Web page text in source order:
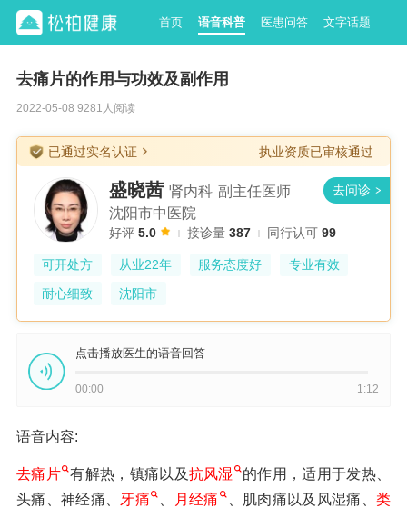
首页 语音科普 医患问答 文字话题
去痛片的作用与功效及副作用
2022-05-08 9281人阅读
已通过实名认证 执业资质已审核通过
盛晓茜 肾内科 副主任医师
沈阳市中医院
好评5.0 接诊量387 同行认可99
可开处方 从业22年 服务态度好
专业有效
耐心细致
沈阳市
点击播放医生的语音回答
00:00 1:12
语音内容:
去痛片 有解热，镇痛以及抗风湿
的作用，适用于发热、
头痛、神经痛、
牙痛 月经痛 、肌肉痛以及风湿痛、类